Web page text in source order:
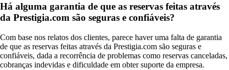
Há alguma garantia de que as reservas feitas através
da Prestigia.com são seguras e confiáveis?
Com base nos relatos dos clientes, parece haver uma falta de garantia
de que as reservas feitas através da Prestigia.com são seguras e
confiáveis, dada a recorrência de problemas como reservas canceladas,
cobranças indevidas e dificuldade em obter suporte da empresa.